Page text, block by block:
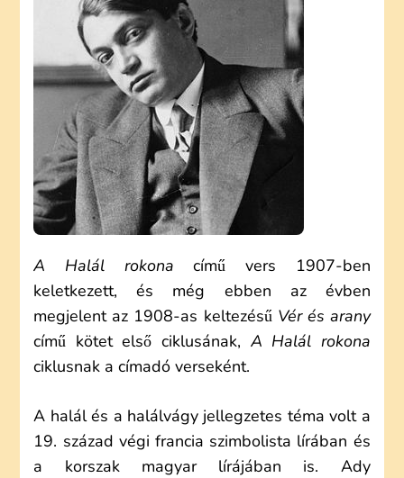
ROKONA
(ELEMZÉS)
A Halál rokonacímű vers 1907-ben
keletkezett, és még ebben az évben
megjelent az 1908-as keltezésű Vér és arany
című kötet első ciklusának, A Halál rokona
ciklusnak a címadó verseként.
A halál és a halálvágy jellegzetes téma volt a
19. század végi francia szimbolista lírában és
a korszak magyar lírájában is. Ady